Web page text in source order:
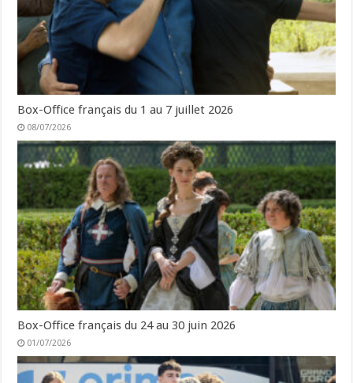
Box-Office français du 1 au 7 juillet 2026
08/07/2026
Box-Office français du 24 au 30 juin 2026
01/07/2026